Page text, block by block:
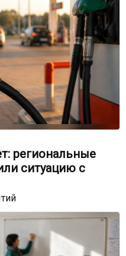
региональные
ситуацию с